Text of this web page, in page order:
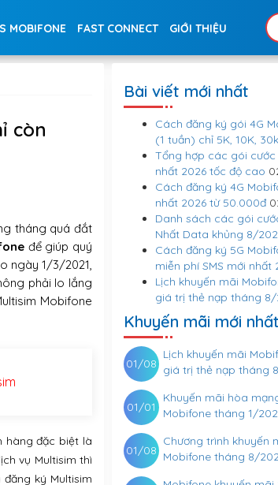
MOBIFONE FAST CONNECT GIỚI THIỆU
còn
tháng quá đắt
để giúp quý
ngày 1/3/2021,
phải lo lắng
Mobifone
hàng đặc biệt là
vụ Multisim thì
ký Multisim
Bài viết mới nhất
Cách đăng ký gói 4G
(1 tuần) chỉ 5K, 10K, 30k
Tổng hợp các gói
nhất 2026 tốc độ cao
Cách đăng ký 4G
nhất 2026 từ 50.000đ
Danh sách các gói
Nhất Data khủng 8/
Cách đăng ký 5G
miễn phí SMS mới nhất
Lịch khuyến mãi
giá trị thẻ nạp tháng 8/
Khuyến mãi mới nhất
Lịch khuyến mãi
giá trị thẻ nạp tháng
01/08
Khuyến mãi hòa
Mobifone tháng 1/
01/01
Chương trình khuyến
Mobifone tháng 8/
01/08